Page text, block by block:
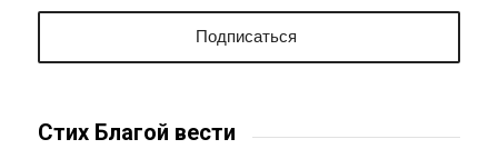
Стих Благой вести